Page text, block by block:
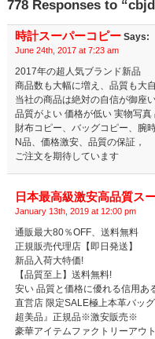
778 Responses to
時計スーパーコピー Says:
June 24th, 2017 at 7:23 am
2017年の超人気ブランド新品
商品数も大幅に増え、品質も大
当社の商品は絶対の自信が御座
品質がよい 価格が低い 実物写真
財布コピー、バッグコピー、腕
N品、価格激安、品質の保証，
ご注文を期待しています
日本最高級激安高品質ス
January 13th, 2019 at 12:00 pm
通販最大80％OFF、送料無料
正規販売代理店【即日発送】
新品入荷大特価!
【品質至上】送料無料!
安い 品質と価格に優れる信用あ
直営店 限定SALE極上本革バッ
超美品』正規品※激安販売※
豪華アイテムファクトリーアウ